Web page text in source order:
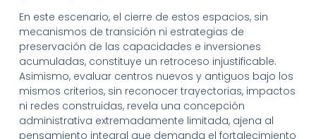
En este escenario, el cierre de estos espacios, sin
mecanismos de transición ni estrategias de
preservación de las capacidades e inversiones
acumuladas, constituye un retroceso injustificable.
Asimismo, evaluar centros nuevos y antiguos bajo los
mismos criterios, sin reconocer trayectorias, impactos
ni redes construidas, revela una concepción
administrativa extremadamente limitada, ajena al
pensamiento integral que demanda el fortalecimiento